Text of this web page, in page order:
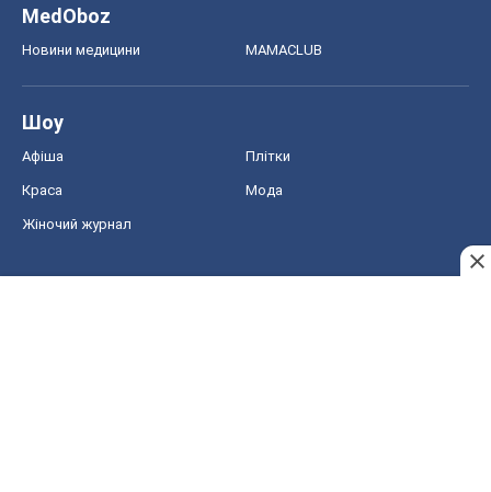
MedOboz
Новини медицини MAMACLUB
Шоу
Афіша Плітки
Краса Мода
Жіночий журнал